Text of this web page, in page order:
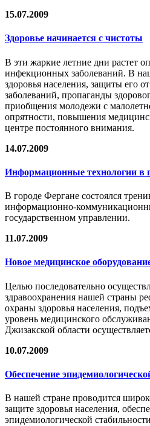
15.07.2009
Здоровье начинается с чистоты
В эти жаркие летние дни растет
инфекционных заболеваний. В
здоровья населения, защиты его
заболеваний, пропаганды
приобщения молодежи с
опрятности, повышения
центре постоянного внимания.
14.07.2009
Информационные технологии в
В городе Фергане состоялся
информационно-
государственном управлении.
11.07.2009
Новое медицинское
Целью последовательно
здравоохранения нашей страны
охраны здоровья населения,
уровень медицинского
Джизакской области
10.07.2009
Обеспечение
В нашей стране проводится
защите здоровья населения,
эпидемиологической